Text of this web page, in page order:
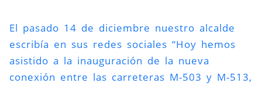
El pasado 14 de diciembre nuestro alcalde
escribía en sus redes sociales “Hoy hemos
asistido a la inauguración de la nueva
conexión entre las carreteras M-503 y M-513,